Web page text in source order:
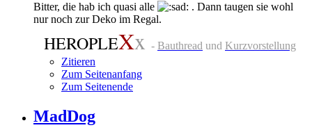
Bitter, die hab ich quasi alle
. Dann taugen sie wohl
nur noch zur Deko im Regal.
HEROPLEXx - Bauthread und Kurzvorstellung
Zitieren
Zum Seitenanfang
Zum Seitenende
MadDog